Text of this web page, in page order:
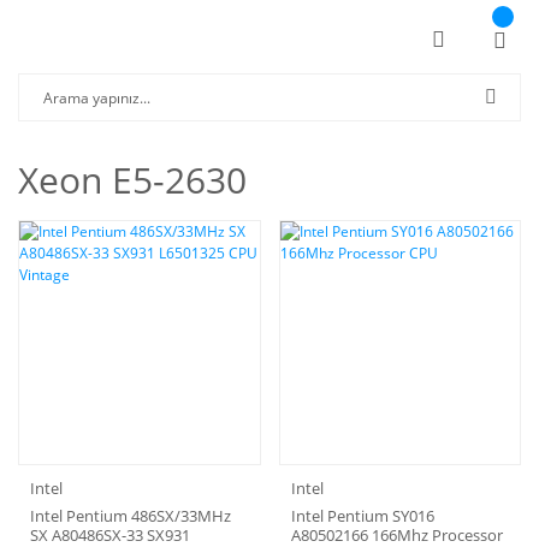
Xeon E5-2630
Intel
Intel Pentium 486SX/33MHz
SX A80486SX-33 SX931
Intel
Intel Pentium SY016
A80502166 166Mhz Processor